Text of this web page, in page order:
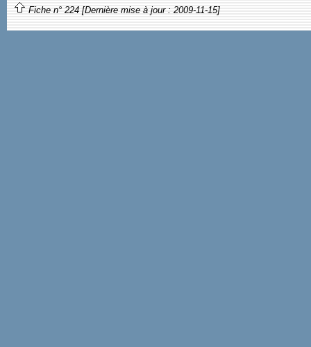
Fiche n° 224 [Dernière mise à jour : 2009-11-15]